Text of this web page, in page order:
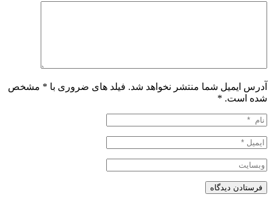
آدرس ایمیل شما منتشر نخواهد شد. فیلد های ضروری با * مشخص
شده است. *